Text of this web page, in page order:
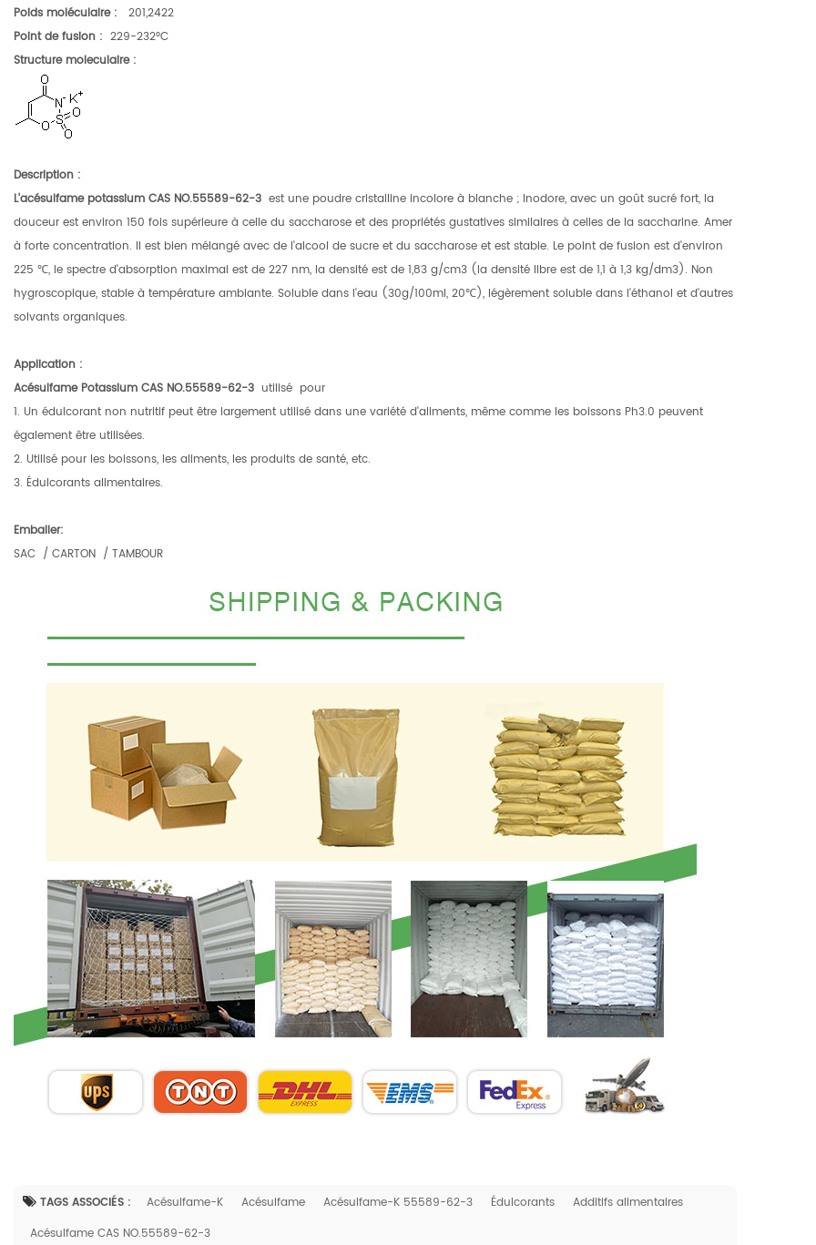
Poids moléculaire :
201,2422
Point de fusion : 229-232°C
Structure moleculaire :
Description :
L'acésulfame potassium CAS NO.55589-62-3est une poudre cristalline incolore à blanche ; Inodore, avec un goût sucré fort, la
douceur est environ 150 fois supérieure à celle du saccharose et des propriétés gustatives similaires à celles de la saccharine. Amer
à forte concentration. Il est bien mélangé avec de l'alcool de sucre et du saccharose et est stable. Le point de fusion est d'environ
225 ℃, le spectre d'absorption maximal est de 227 nm, la densité est de 1,83 g/cm3 (la densité libre est de 1,1 à 1,3 kg/dm3). Non
hygroscopique, stable à température ambiante. Soluble dans l'eau (30g/100ml, 20℃), légèrement soluble dans l'éthanol et d'autres
solvants organiques.
Application :
Acésulfame Potassium CAS NO.55589-62-3utilisé pour
1. Un édulcorant non nutritif peut être largement utilisé dans une variété d'aliments, même comme les boissons Ph3.0 peuvent
également être utilisées.
2. Utilisé pour les boissons, les aliments, les produits de santé, etc.
3. Édulcorants alimentaires.
Emballer:
SAC / CARTON / TAMBOUR
TAGS ASSOCIÉS : Acésulfame-K Acésulfame Acésulfame-K 55589-62-3 Édulcorants
Additifs alimentaires
Acésulfame CAS NO.55589-62-3